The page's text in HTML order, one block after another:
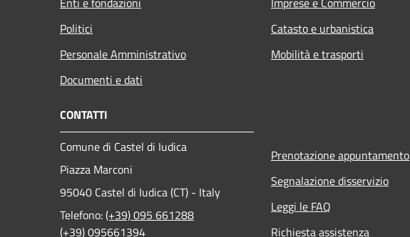
Politici
Personale Amministrativo
Documenti e dati
Catasto e urbanistica
Mobilità e trasporti
CONTATTI
Comune di Castel di Iudica
Piazza Marconi
95040 Castel di Iudica (CT) - Italy
Telefono:(+39) 095 661288
(+39) 095661394
Prenotazione appuntamento
Segnalazione disservizio
Leggi le FAQ
Richiesta assistenza